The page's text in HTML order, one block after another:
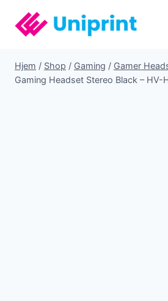
indhold
Hjem / Shop / Gaming / Gamer
Gaming Headset Stereo Black – HV-